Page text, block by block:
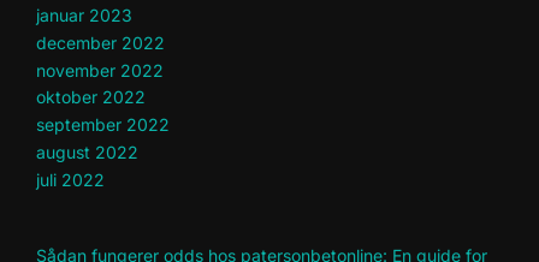
januar 2023
december 2022
november 2022
oktober 2022
september 2022
august 2022
juli 2022
Sådan fungerer odds hos patersonbetonline: En guide for